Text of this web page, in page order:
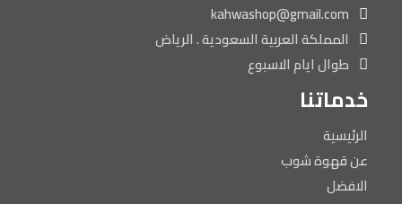
kahwashop@gmail.com
المملكة العربية السعودية . الرياض
طوال ايام الاسبوع
خدماتنا
الرئيسية
عن قهوة شوب
الافضل